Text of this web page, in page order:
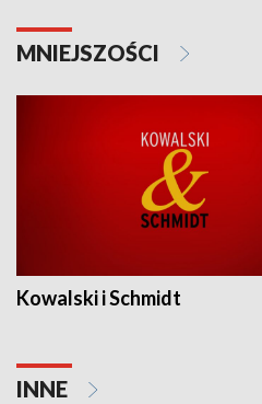
MNIEJSZOŚCI
Kowalski i Schmidt
INNE